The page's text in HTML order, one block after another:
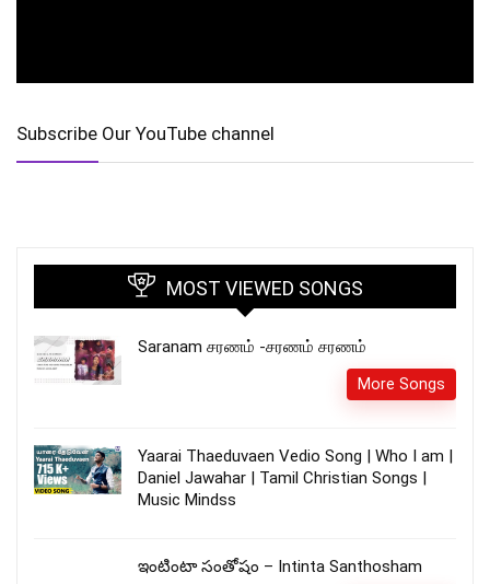
Subscribe Our YouTube channel
MOST VIEWED SONGS
Saranam சரணம் -சரணம் சரணம்
More Songs
Yaarai Thaeduvaen Vedio Song | Who I am |
Daniel Jawahar | Tamil Christian Songs |
Music Mindss
ఇంటింటా సంతోషం – Intinta Santhosham